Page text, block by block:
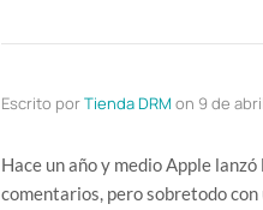
Escrito porTienda DRM on 9 de
Hace un año y medio Apple lanzó
comentarios, pero sobretodo